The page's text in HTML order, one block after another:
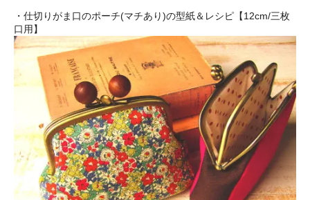
・仕切りがま口のポーチ(マチあり)の型紙＆レシピ【12cm/三枚
口用】